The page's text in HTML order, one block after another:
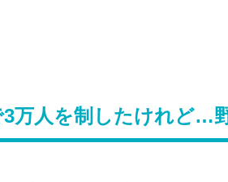
万人を制したけれど…